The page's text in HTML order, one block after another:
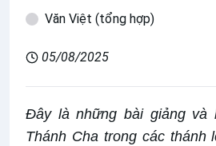
Văn Việt (tổng hợp)
05/08/2025
Đây là những bài giảng và
Thánh Cha trong các thánh